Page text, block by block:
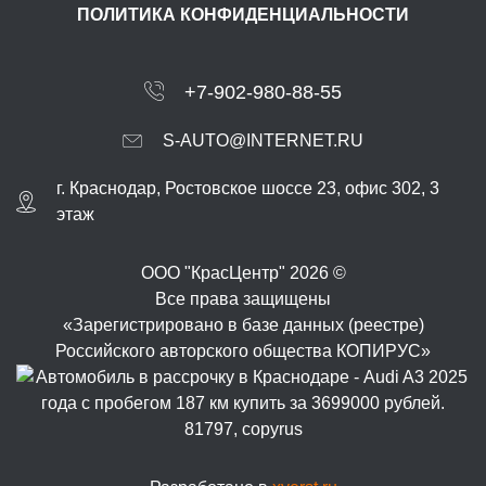
ПОЛИТИКА КОНФИДЕНЦИАЛЬНОСТИ
+7-902-980-88-55
S-AUTO@INTERNET.RU
г. Краснодар, Ростовское шоссе 23, офис 302, 3
этаж
ООО "КрасЦентр" 2026 ©
Все права защищены
«Зарегистрировано в базе данных (реестре)
Российского авторского общества КОПИРУС»